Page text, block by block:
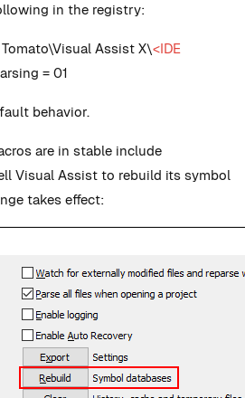
in the registry:
Assist X\<IDE
= 01
behavior.
are in stable include
Visual Assist to rebuild its symbol
takes effect: